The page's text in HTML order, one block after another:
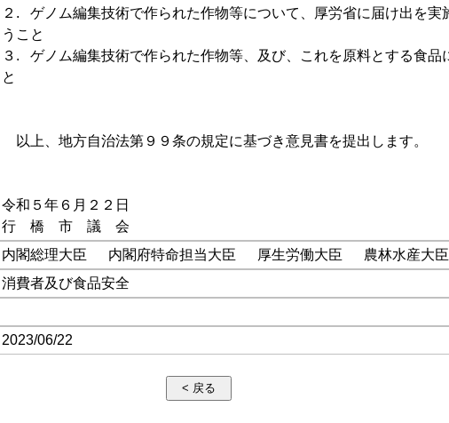
２.	ゲノム編集技術で作られた作物等について、厚労省に届け出を実施し、安全性審査を行
うこと
３.	ゲノム編集技術で作られた作物等、及び、これを原料とする食品について表示をするこ
と
以上、地方自治法第９９条の規定に基づき意見書を提出します。
令和５年６月２２日
内閣総理大臣
内閣府特命担当大臣 厚生労働大臣 農林水産大臣
消費者及び食品安全
2023/06/22